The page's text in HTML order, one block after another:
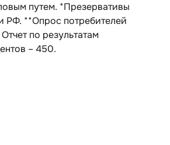
путем. *Презервативы
РФ. **Опрос потребителей
по результатам
– 450.